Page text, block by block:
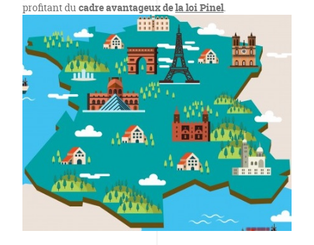
profitant du cadre avantageux dela loi Pinel.